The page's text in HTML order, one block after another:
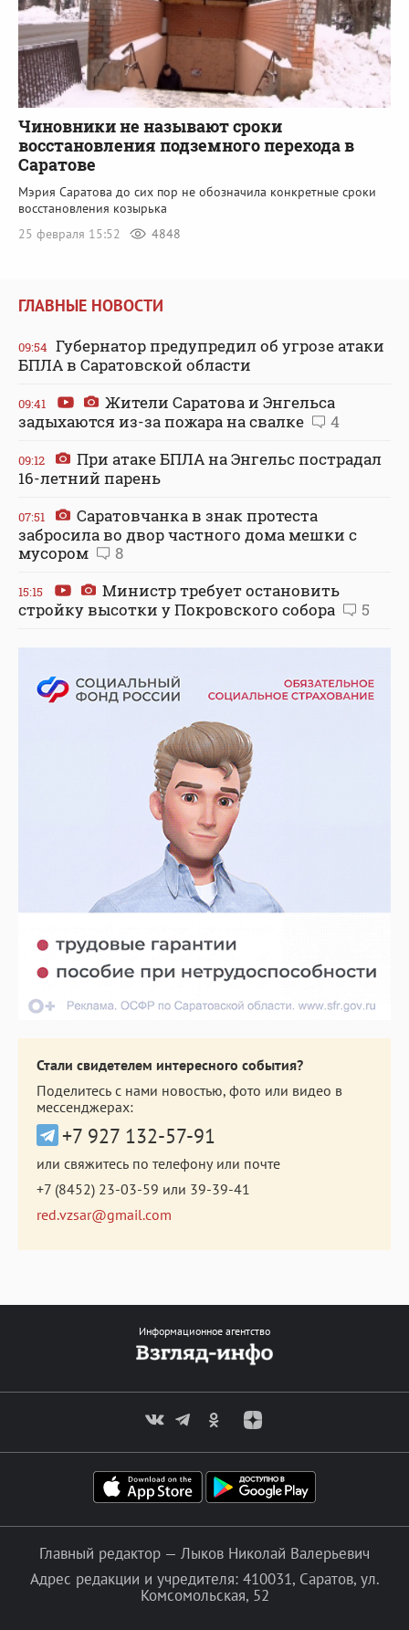
Чиновники не называют сроки
восстановления подземного перехода в
Саратове
Мэрия Саратова до сих пор не обозначила конкретные сроки
восстановления козырька
25 февраля 15:52
4848
ГЛАВНЫЕ НОВОСТИ
09:54 Губернатор предупредил об угрозе атаки
БПЛА в Саратовской области
09:41
Жители Саратова и Энгельса
задыхаются из-за пожара на свалке
4
09:12
При атаке БПЛА на Энгельс пострадал
16-летний парень
07:51
Саратовчанка в знак протеста
забросила во двор частного дома мешки с
мусором
8
15:15
Министр требует остановить
стройку высотки у Покровского собора
5
Стали свидетелем интересного события?
Поделитесь с нами новостью, фото или видео в
мессенджерах:
+7 927 132-57-91
или свяжитесь по телефону или почте
+7 (8452) 23-03-59 или 39-39-41
red.vzsar@gmail.com
Информационное агентство
Главный редактор — Лыков Николай Валерьевич
Адрес редакции и учредителя: 410031, Саратов, ул.
Комсомольская, 52